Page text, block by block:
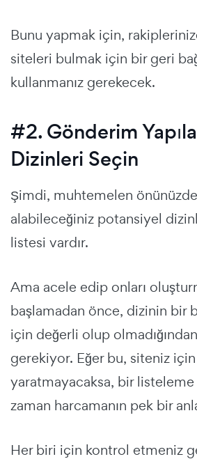
Bunu yapmak için,
siteleri bulmak için bir geri
kullanmanız gerekecek.
#2. Gönderim
Dizinleri Seçin
Şimdi, muhtemelen
alabileceğiniz potansiyel
listesi vardır.
Ama acele edip onları
başlamadan önce, dizinin bir
için değerli olup
gerekiyor. Eğer bu, siteniz
yaratmayacaksa, bir
zaman harcamanın pek bir
Her biri için kontrol etmeniz